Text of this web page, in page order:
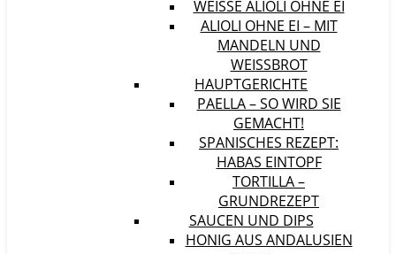
WEISSE ALIOLI OHNE EI
ALIOLI OHNE EI – MIT
MANDELN UND
WEISSBROT
HAUPTGERICHTE
PAELLA – SO WIRD SIE
GEMACHT!
SPANISCHES REZEPT:
HABAS EINTOPF
TORTILLA –
GRUNDREZEPT
SAUCEN UND DIPS
HONIG AUS ANDALUSIEN